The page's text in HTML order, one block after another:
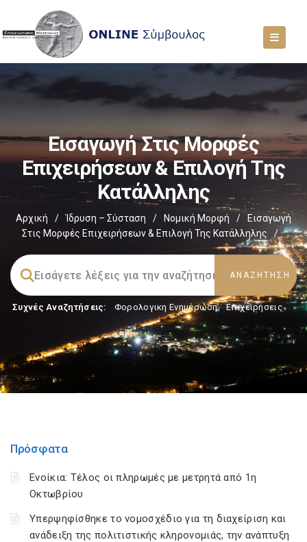
Εισαγωγή Στις Μορφές
Επιχειρήσεων & Επιλογή Της
Κατάλληλης
Αρχική / Ίδρυση – Σύσταση / Νομική Μορφή /
Εισαγωγή
Στις Μορφές Επιχειρήσεων & Επιλογή Της Κατάλληλης
/
Συχνές Αναζητήσεις: Φορολογικη Ενημέρωση, Επιχειρήσεις
Πρόσφατα
Ενοίκια: Τέλος οι πληρωμές με μετρητά από 1η
Οκτωβρίου
Υπερψηφίσθηκε το νομοσχέδιο για τη διαχείριση και
ανάδειξη της πολιτιστικής κληρονομιάς, την ανάπτυξη